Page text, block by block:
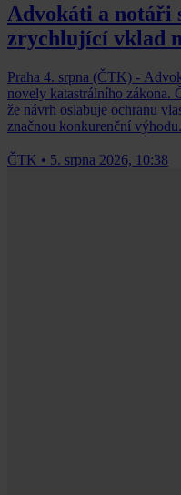
Advokáti a notáři
zrychlující vklad
Praha 4. srpna (ČTK) -
novely katastrálního zákona.
že návrh oslabuje ochranu
značnou konkurenční výhodu.
ČTK • 5. srpna 2026, 10:38